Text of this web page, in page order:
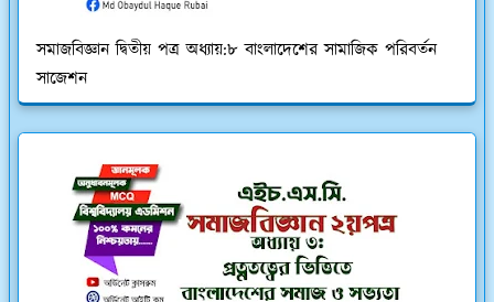
সমাজবিজ্ঞান দ্বিতীয় পত্র অধ্যায়:৮ বাংলাদেশের সামাজিক পরিবর্তন
সাজেশন